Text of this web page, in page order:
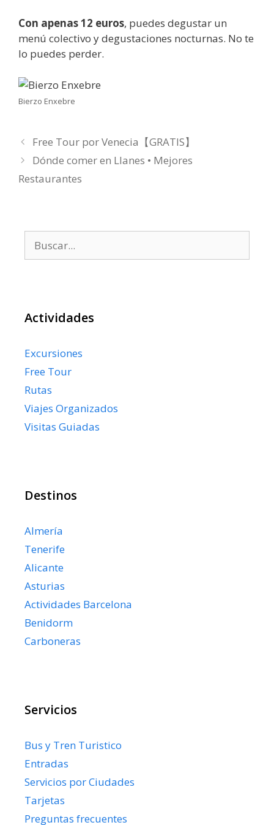
Con apenas 12 euros, puedes degustar un
menú colectivo y degustaciones nocturnas. No te
lo puedes perder.
Bierzo Enxebre
Free Tour por Venecia【GRATIS】
Dónde comer en Llanes • Mejores
Restaurantes
Actividades
Excursiones
Free Tour
Rutas
Viajes Organizados
Visitas Guiadas
Destinos
Almería
Tenerife
Alicante
Asturias
Actividades Barcelona
Benidorm
Carboneras
Servicios
Bus y Tren Turistico
Entradas
Servicios por Ciudades
Tarjetas
Preguntas frecuentes